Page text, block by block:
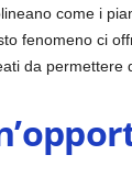
come i
fenomeno ci
da permettere